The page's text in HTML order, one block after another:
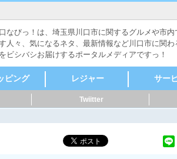
なびっ！は、埼玉県川口市に関するグルメや市内
人々、気になるネタ、最新情報など川口市に関わ
ビシバシお届けするポータルメディアですっ！
ピング
ン レディース
アクセサリー
漫画
製品
イク
車
品
ンタク
ラス
ショップ
器
テリア
ニング
ョップ
トア・薬
ジ・古道
アウトド
レジャー
カラオケ
ボーリング・ダーツ
ゲームセンター
映画館・劇場
健康ランド・温泉
占い・手相
バッティング
ライブハウス・音楽
体験・ツアー
その他レジャー
サー
リラクゼー
カイロプラ
ク
レンタルシ
便利屋・家
掃除
建築・土木
質屋・リサ
ョップ
パフォーマ
ス
クリーニン
ンランドリ
アニマル・
花・フラワ
Twiitter